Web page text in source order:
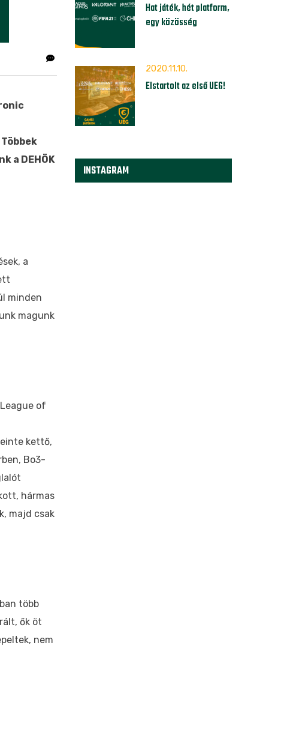
a DEHÖK
a
minden
magunk
of
kettő,
Bo3-
hármas
majd csak
több
ők öt
nem
Hat játék, hét platform,
egy közösség
2020.11.10.
Elstartolt az első UEG!
INSTAGRAM